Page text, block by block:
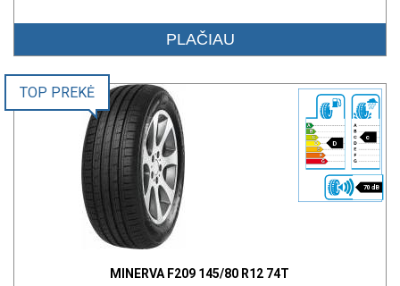
PLAČIAU
D
c
70 dB
TOP PREKĖ
MINERVA F209 145/80 R12 74T